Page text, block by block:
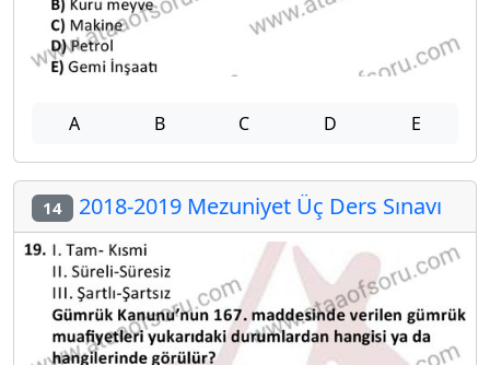
A B C D E
14 2018-2019 Mezuniyet Üç Ders Sınavı